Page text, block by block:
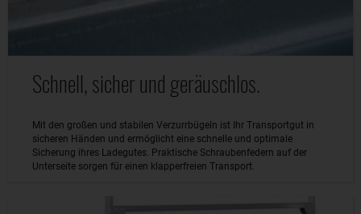
Schnell, sicher und geräuschlos.
Mit den großen und stabilen Verzurrbügeln ist Ihr Transportgut in
sicheren Händen und ermöglicht eine schnelle und optimale
Sicherung ihres Ladegutes. Praktische Schraubenfedern auf der
Unterseite sorgen für einen klapperfreien Transport.